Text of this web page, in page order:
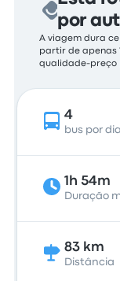
por
A viagem dura
partir de apenas
qualidade-preço
4
bus por dia
1h 54m
Duração
83 km
Distância